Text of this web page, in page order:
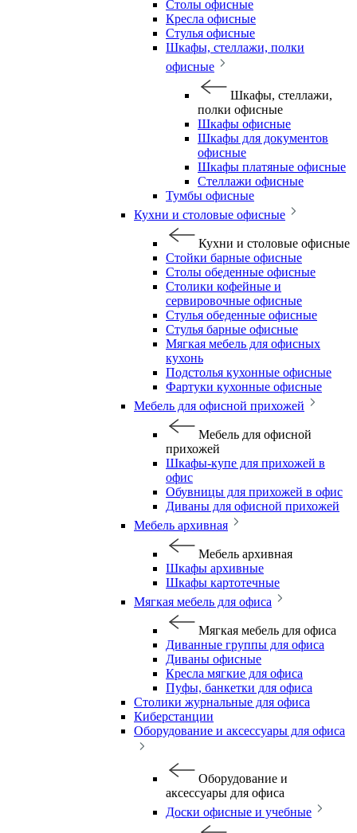
Столы офисные
Кресла офисные
Стулья офисные
Шкафы, стеллажи, полки
офисные
Шкафы, стеллажи,
полки офисные
Шкафы офисные
Шкафы для документов
офисные
Шкафы платяные офисные
Стеллажи офисные
Тумбы офисные
Кухни и столовые офисные
Кухни и столовые офисные
Стойки барные офисные
Столы обеденные офисные
Столики кофейные и
сервировочные офисные
Стулья обеденные офисные
Стулья барные офисные
Мягкая мебель для офисных
кухонь
Подстолья кухонные офисные
Фартуки кухонные офисные
Мебель для офисной прихожей
Мебель для офисной
прихожей
Шкафы-купе для прихожей в
офис
Обувницы для прихожей в офис
Диваны для офисной прихожей
Мебель архивная
Мебель архивная
Шкафы архивные
Шкафы картотечные
Мягкая мебель для офиса
Мягкая мебель для офиса
Диванные группы для офиса
Диваны офисные
Кресла мягкие для офиса
Пуфы, банкетки для офиса
Столики журнальные для офиса
Киберстанции
Оборудование и аксессуары для офиса
Оборудование и
аксессуары для офиса
Доски офисные и учебные